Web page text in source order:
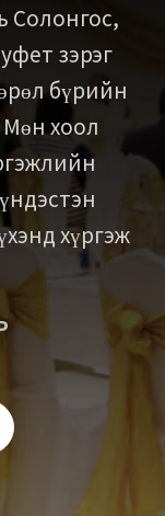
Солонгос,
зэрэг
бүрийн
хоол
хүргэж